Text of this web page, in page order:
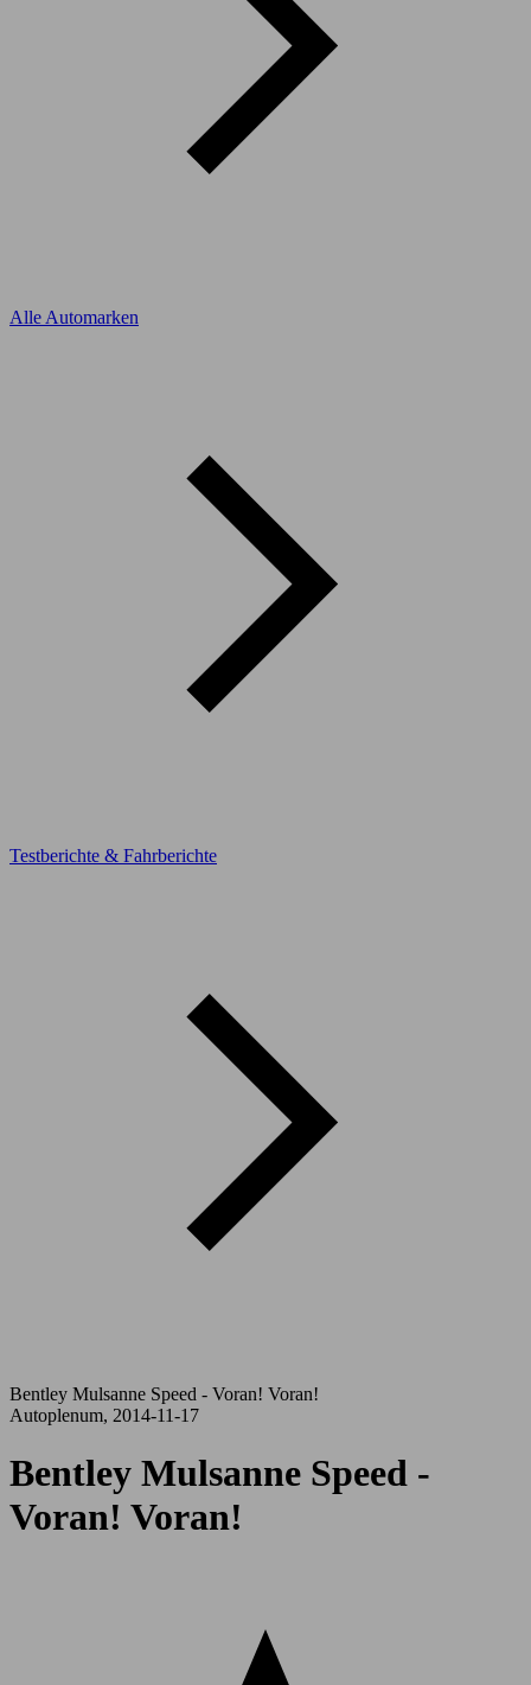
Alle Automarken
Testberichte & Fahrberichte
Bentley Mulsanne Speed - Voran! Voran!
Autoplenum, 2014-11-17
Bentley Mulsanne Speed -
Voran! Voran!